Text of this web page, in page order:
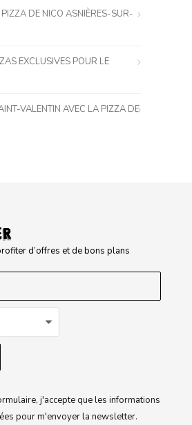
DE NICO ASNIÈRES-SUR-
EXCLUSIVES POUR LE
VALENTIN AVEC LA PIZZA DE
d’offres et de bons plans
j'accepte que les informations
pour m'envoyer la newsletter.